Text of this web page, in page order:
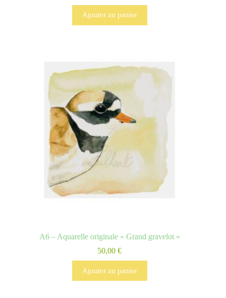
Ajouter au panier
A6 – Aquarelle originale « Grand gravelot »
50,00€
Ajouter au panier